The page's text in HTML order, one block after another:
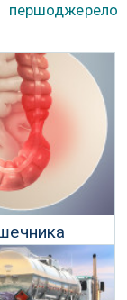
першоджерело
кишечнику